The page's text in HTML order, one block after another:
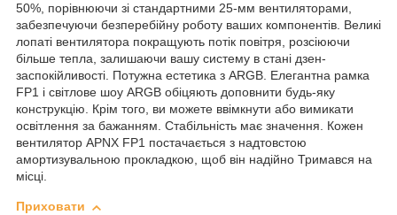
50%, порівнюючи зі стандартними 25-мм вентиляторами,
забезпечуючи безперебійну роботу ваших компонентів. Великі
лопаті вентилятора покращують потік повітря, розсіюючи
більше тепла, залишаючи вашу систему в стані дзен-
заспокійливості. Потужна естетика з ARGB. Елегантна рамка
FP1 і світлове шоу ARGB обіцяють доповнити будь-яку
конструкцію. Крім того, ви можете ввімкнути або вимикати
освітлення за бажанням. Стабільність має значення. Кожен
вентилятор APNX FP1 постачається з надтовстою
амортизувальною прокладкою, щоб він надійно Тримався на
місці.
Приховати